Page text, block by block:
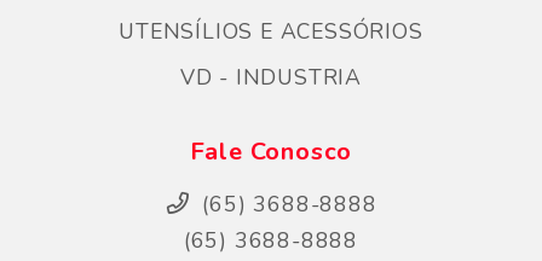
UTENSÍLIOS E ACESSÓRIOS
VD - INDUSTRIA
Fale Conosco
(65) 3688-8888
(65) 3688-8888